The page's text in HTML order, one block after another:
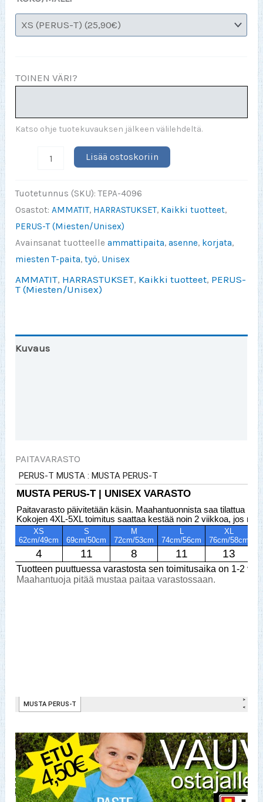
TOINEN VÄRI?
Katso ohje tuotekuvauksen jälkeen välilehdeltä.
MEKAANIKKO
määrä
Lisää ostoskoriin
Tuotetunnus (SKU):TEPA-4096
Osastot:AMMATIT, HARRASTUKSET, Kaikki tuotteet,
PERUS-T (Miesten/Unisex)
Avainsanat tuotteelleammattipaita,asenne, korjata,
miesten T-paita,työ, Unisex
AMMATIT, HARRASTUKSET, Kaikki tuotteet, PERUS-
T (Miesten/Unisex)
Kuvaus
PAITAVARASTO